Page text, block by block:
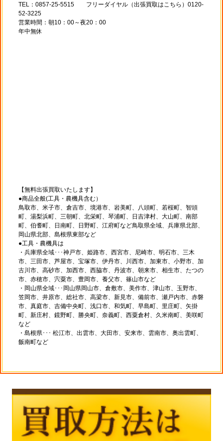
TEL：0857-25-5515 フリーダイヤル（出張買取はこちら）0120-
52-3225
営業時間：朝10：00～夜20：00
年中無休
【無料出張買取いたします】
●商品全般(工具・農機具含む）
鳥取市、米子市、倉吉市、境港市、岩美町、八頭町、若桜町、智頭
町、湯梨浜町、三朝町、北栄町、琴浦町、日吉津村、大山町、南部
町、伯耆町、日南町、日野町、江府町など鳥取県全域、兵庫県北部、
岡山県北部、島根県東部など
●工具・農機具は
・兵庫県全域･･･神戸市、姫路市、西宮市、尼崎市、明石市、三木
市、三田市、芦屋市、宝塚市、伊丹市、川西市、加東市、小野市、加
古川市、高砂市、加西市、西脇市、丹波市、朝来市、相生市、たつの
市、赤穂市、宍粟市、豊岡市、養父市、篠山市など
・岡山県全域･･･岡山県岡山市、倉敷市、美作市、津山市、玉野市、
笠岡市、井原市、総社市、高梁市、新見市、備前市、瀬戸内市、赤磐
市、真庭市、吉備中央町、浅口市、和気町、早島町、里庄町、矢掛
町、新庄村、鏡野町、勝央町、奈義町、西粟倉村、久米南町、美咲町
など
・島根県･･･ 松江市、出雲市、大田市、安来市、雲南市、奥出雲町、
飯南町など